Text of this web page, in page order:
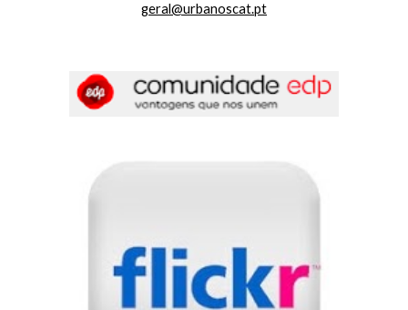
geral@urbanoscat.pt